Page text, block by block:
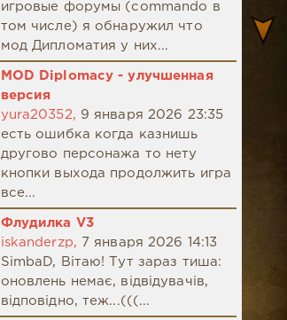
игровые форумы (commando в
том числе) я обнаружил что
мод Дипломатия у них...
MOD Diplomacy - улучшенная
версия
yura20352, 9 января 2026 23:35
есть ошибка когда казнишь
другово персонажа то нету
кнопки выхода продолжить игра
все...
Флудилка V3
iskanderzp,
7 января 2026 14:13
SimbaD, Вітаю! Тут зараз тиша:
оновлень немає, відвідувачів,
відповідно, теж...(((...